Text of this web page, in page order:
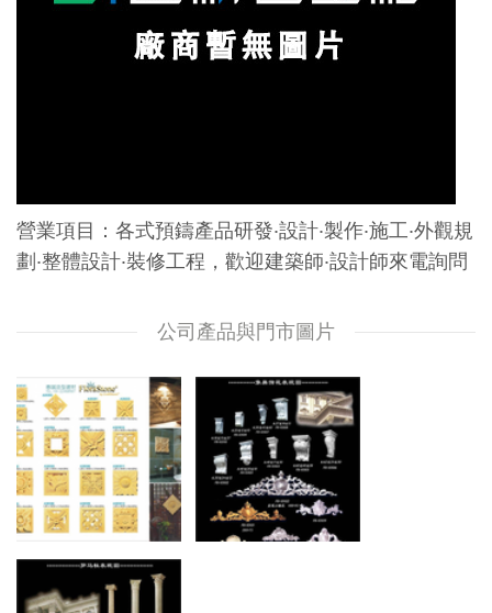
營業項目：各式預鑄產品研發‧設計‧製作‧施工‧外觀規
劃‧整體設計‧裝修工程，歡迎建築師‧設計師來電詢問
公司產品與門市圖片